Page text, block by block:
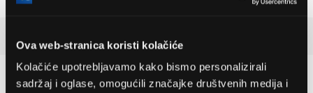
Ova web-stranica koristi kolačiće
Kolačiće upotrebljavamo kako bismo personalizirali
sadržaj i oglase, omogućili značajke društvenih medija i
Preporučujemo za vas